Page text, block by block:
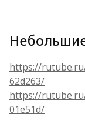
https://
62d263/
https://
01e51d/